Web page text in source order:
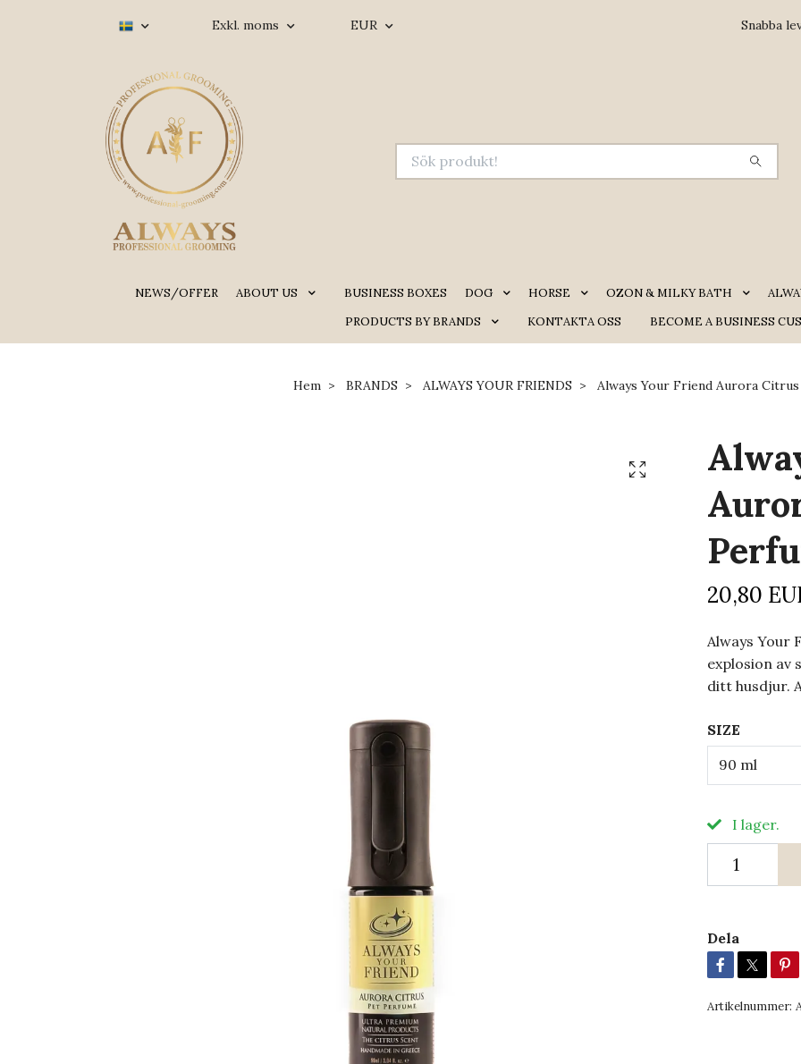
Exkl. moms EUR Snabba
NEWS/OFFER ABOUT US BUSINESS BOXES DOG HORSE OZON & MILKY BATH
PRODUCTS BY BRANDS
KONTAKTA OSS BECOME A BUSINESS
Hem BRANDS ALWAYS YOUR FRIENDS Always Your Friend Aurora
20,80
Always Your
explosion
ditt husdjur.
SIZE
90 ml
I lager.
Dela
Artikelnummer: